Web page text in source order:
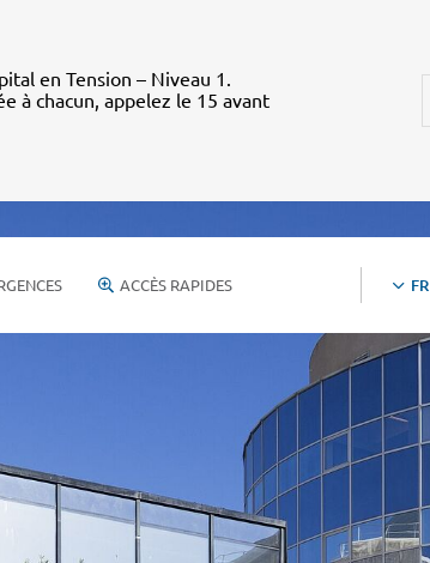
en Tension – Niveau 1.
à chacun, appelez le 15 avant
ACCÈS RAPIDES FR